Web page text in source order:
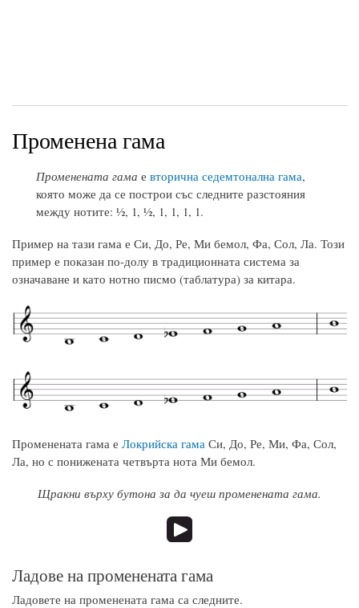
Променена гама
Променената гама е вторична седемтонална гама,
която може да се построи със следните разстояния
между нотите: ½, 1, ½, 1, 1, 1, 1.
Пример на тази гама е Си, До, Ре, Ми бемол, Фа, Сол, Ла. Този
пример е показан по-долу в традиционната система за
означаване и като нотно писмо (таблатура) за китара.
Променената гама е Локрийска гама Си, До, Ре, Ми, Фа, Сол,
Ла, но с понижената четвърта нота Ми бемол.
Щракни върху бутона за да чуеш променената гама.
Ладове на променената гама
Ладовете на променената гама са следните.